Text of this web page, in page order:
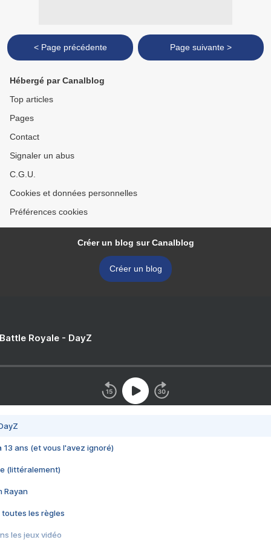
< Page précédente Page suivante >
Hébergé par Canalblog
Top articles
Pages
Contact
Signaler un abus
C.G.U.
Cookies et données personnelles
Préférences cookies
Créer un blog sur Canalblog
Créer un blog
Royale - DayZ
13 ans (et vous l'avez ignoré)
(littéralement)
Rayan
toutes les règles
les jeux vidéo